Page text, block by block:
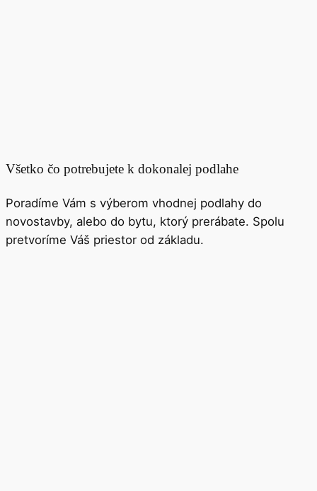
Všetko čo potrebujete k dokonalej podlahe
Poradíme Vám s výberom vhodnej podlahy do
novostavby, alebo do bytu, ktorý prerábate. Spolu
pretvoríme Váš priestor od základu.